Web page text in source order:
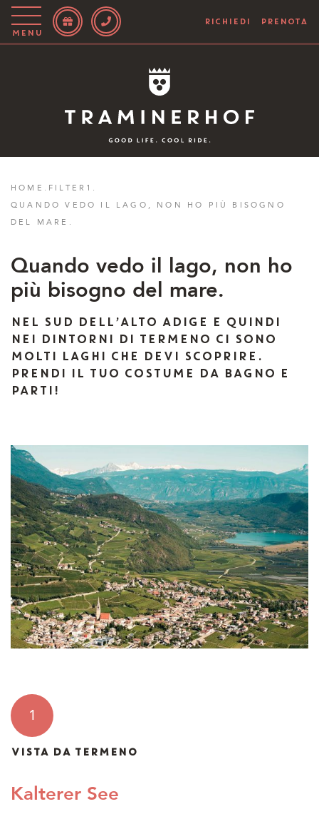
Story
Hotel
Camere
Attivo
IT EN DE
Menu
RICHIEDI PRENOTA
HOME . FILTER1 .
QUANDO VEDO IL LAGO, NON HO PIÙ BISOGNO
DEL MARE.
Quando vedo il lago, non ho
più bisogno del mare.
NEL SUD DELL’ALTO ADIGE E QUINDI
NEI DINTORNI DI TERMENO CI SONO
MOLTI LAGHI CHE DEVI SCOPRIRE.
PRENDI IL TUO COSTUME DA BAGNO E
PARTI!
1
VISTA DA TERMENO
Kalterer See